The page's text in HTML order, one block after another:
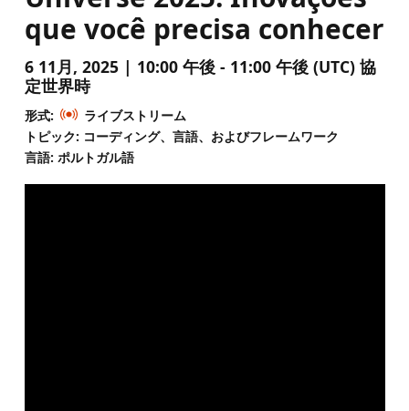
que você precisa conhecer
6 11月, 2025 | 10:00 午後 - 11:00 午後 (UTC) 協
定世界時
形式:
ライブストリーム
トピック: コーディング、言語、およびフレームワーク
言語: ポルトガル語